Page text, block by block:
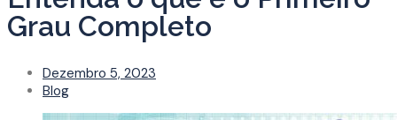
Grau Completo
Dezembro 5, 2023
Blog